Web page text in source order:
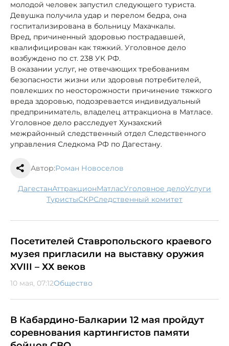
молодой человек запустил следующего туриста.
Девушка получила удар и перелом бедра, она
госпитализирована в больницу Махачкалы.
Вред, причиненный здоровью пострадавшей,
квалифицирован как тяжкий. Уголовное дело
возбуждено по ст. 238 УК РФ.
В оказании услуг, не отвечающих требованиям
безопасности жизни или здоровья потребителей,
повлекших по неосторожности причинение тяжкого
вреда здоровью, подозревается индивидуальный
предприниматель, владелец аттракциона в Матласе.
Уголовное дело расследует Хунзахский
межрайонный следственный отдел Следственного
управления Следкома РФ по Дагестану.
Автор:Роман Новоселов
Дагестан аттракцион Матлас уголовное дело услуги
туристы
СКР следственный комитет
Посетителей Ставропольского краевого
музея пригласили на выставку оружия
XVIII – ХХ веков
10 мая, 07:12Общество
В Кабардино-Балкарии 12 мая пройдут
соревнования картингистов памяти